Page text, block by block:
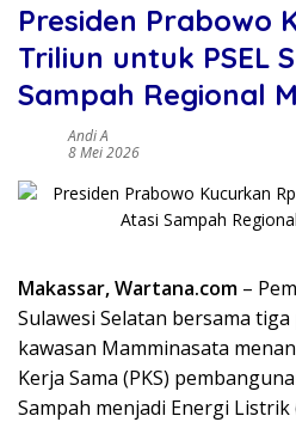
Presiden Prabowo
Triliun untuk PSEL
Sampah Regional
Andi A
8 Mei 2026
Makassar, Wartana.com –
Sulawesi Selatan bersama
kawasan Mamminasata
Kerja Sama (PKS)
Sampah menjadi Energi Listrik